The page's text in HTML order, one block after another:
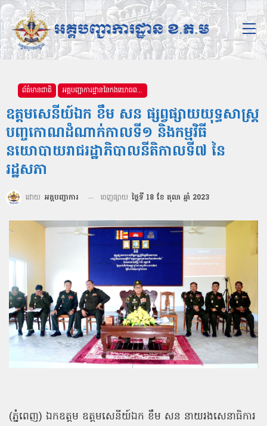
ព័ត៌មានជាតិ អគ្គបញ្ជាការដ្ឋាននៃកងយោធពលខេមរភូមិន្ទ
ឧត្ដមសេនីយ៍ឯក ខឹម សន ផ្សព្វផ្សាយយុទ្ធសាស្ត្រ
បញ្ចកោណដំណាក់កាលទី១ និងកម្មវិធី
នយោបាយរាជរដ្ឋាភិបាលនីតិកាលទី៧ នៃ
រដ្ឋសភា
ដោយ អគ្គបញ្ជាការ ចេញផ្សាយ ថ្ងៃទី 18 ខែ តុលា ឆ្នាំ 2023
(ភ្នំពេញ) ឯកឧត្ដម ឧត្ដមសេនីយ៍ឯក ខឹម សន នាយរងសេនាធិការ